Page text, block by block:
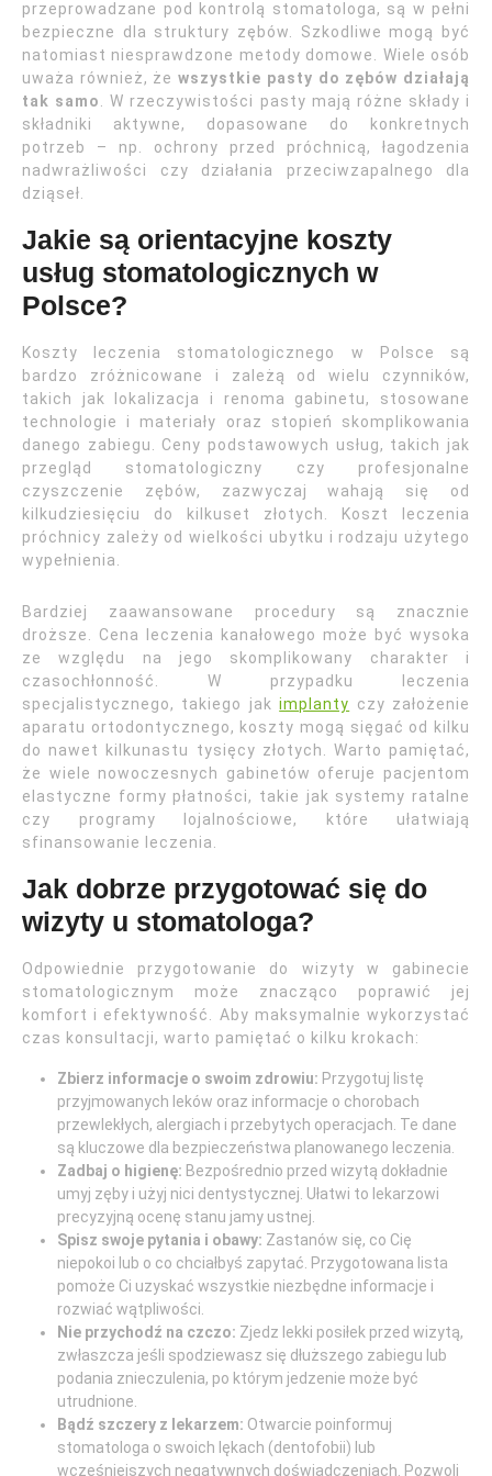
przeprowadzane pod kontrolą stomatologa, są w pełni
bezpieczne dla struktury zębów. Szkodliwe mogą być
natomiast niesprawdzone metody domowe. Wiele osób
uważa również, żewszystkie pasty do zębów działają
tak samo
. W rzeczywistości pasty mają różne składy i
składniki aktywne, dopasowane do konkretnych
potrzeb – np. ochrony przed próchnicą, łagodzenia
nadwrażliwości czy działania przeciwzapalnego dla
dziąseł.
Jakie są orientacyjne koszty
usług stomatologicznych w
Polsce?
Koszty leczenia stomatologicznego w Polsce są
bardzo zróżnicowane i zależą od wielu czynników,
takich jak lokalizacja i renoma gabinetu, stosowane
technologie i materiały oraz stopień skomplikowania
danego zabiegu. Ceny podstawowych usług, takich jak
przegląd stomatologiczny czy profesjonalne
czyszczenie zębów, zazwyczaj wahają się od
kilkudziesięciu do kilkuset złotych. Koszt leczenia
próchnicy zależy od wielkości ubytku i rodzaju użytego
wypełnienia.
Bardziej zaawansowane procedury są znacznie
droższe. Cena leczenia kanałowego może być wysoka
ze względu na jego skomplikowany charakter i
czasochłonność. W przypadku leczenia
specjalistycznego, takiego jakimplanty czy założenie
aparatu ortodontycznego, koszty mogą sięgać od kilku
do nawet kilkunastu tysięcy złotych. Warto pamiętać,
że wiele nowoczesnych gabinetów oferuje pacjentom
elastyczne formy płatności, takie jak systemy ratalne
czy programy lojalnościowe, które ułatwiają
sfinansowanie leczenia.
Jak dobrze przygotować się do
wizyty u stomatologa?
Odpowiednie przygotowanie do wizyty w gabinecie
stomatologicznym może znacząco poprawić jej
komfort i efektywność. Aby maksymalnie wykorzystać
czas konsultacji, warto pamiętać o kilku krokach:
Zbierz informacje o swoim zdrowiu: Przygotuj listę
przyjmowanych leków oraz informacje o chorobach
przewlekłych, alergiach i przebytych operacjach. Te dane
są kluczowe dla bezpieczeństwa planowanego leczenia.
Zadbaj o higienę: Bezpośrednio przed wizytą dokładnie
umyj zęby i użyj nici dentystycznej. Ułatwi to lekarzowi
precyzyjną ocenę stanu jamy ustnej.
Spisz swoje pytania i obawy: Zastanów się, co Cię
niepokoi lub o co chciałbyś zapytać. Przygotowana lista
pomoże Ci uzyskać wszystkie niezbędne informacje i
rozwiać wątpliwości.
Nie przychodź na czczo: Zjedz lekki posiłek przed wizytą,
zwłaszcza jeśli spodziewasz się dłuższego zabiegu lub
podania znieczulenia, po którym jedzenie może być
utrudnione.
Bądź szczery z lekarzem: Otwarcie poinformuj
stomatologa o swoich lękach (dentofobii) lub
wcześniejszych negatywnych doświadczeniach. Pozwoli